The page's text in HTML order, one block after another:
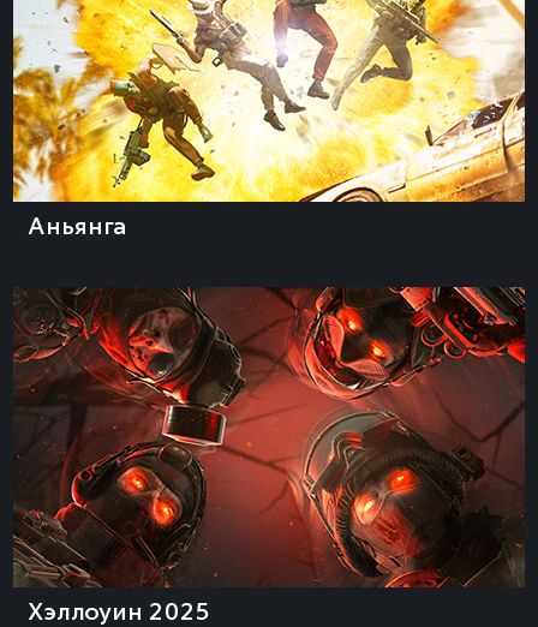
Аньянга
Хэллоуин 2025